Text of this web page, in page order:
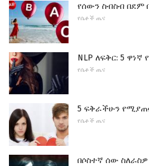
የሰውን ስብስብ በደም
የሴቶች ጤና
NLP ለፍቅር: 5
የሴቶች ጤና
5 ፍቅራችሁን
የሴቶች ጤና
በሶስተኛ ሰው